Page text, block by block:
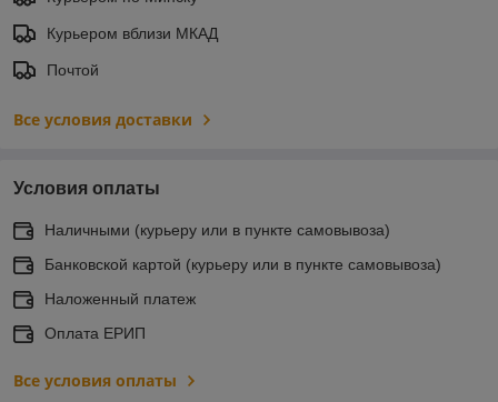
Курьером вблизи МКАД
Почтой
Все условия доставки
Условия оплаты
Наличными (курьеру или в пункте самовывоза)
Банковской картой (курьеру или в пункте самовывоза)
Наложенный платеж
Оплата ЕРИП
Все условия оплаты